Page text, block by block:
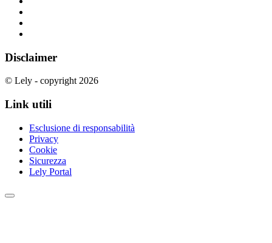
Disclaimer
© Lely - copyright 2026
Link utili
Esclusione di responsabilità
Privacy
Cookie
Sicurezza
Lely Portal